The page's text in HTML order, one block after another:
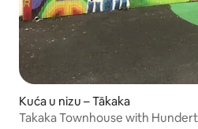
Kuća u nizu – Tākaka
Takaka Townhouse with